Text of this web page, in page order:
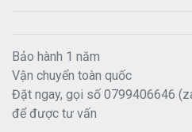
Bảo hành 1 năm
Vận chuyển toàn quốc
Đặt ngay, gọi số 0799406646
để được tư vấn